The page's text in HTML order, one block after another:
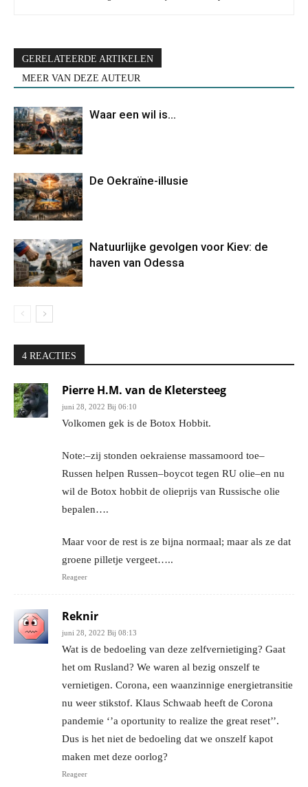
GERELATEERDE ARTIKELEN
MEER VAN DEZE AUTEUR
Waar een wil is…
De Oekraïne-illusie
Natuurlijke gevolgen voor Kiev: de
haven van Odessa
4 REACTIES
Pierre H.M. van de Kletersteeg
juni 28, 2022 Bij 06:10
Volkomen gek is de Botox Hobbit.
Note:–zij stonden oekraiense massamoord toe–
Russen helpen Russen–boycot tegen RU olie–en nu
wil de Botox hobbit de olieprijs van Russische olie
bepalen….
Maar voor de rest is ze bijna normaal; maar als ze dat
groene pilletje vergeet…..
Reageer
Reknir
juni 28, 2022 Bij 08:13
Wat is de bedoeling van deze zelfvernietiging? Gaat
het om Rusland? We waren al bezig onszelf te
vernietigen. Corona, een waanzinnige energietransitie
nu weer stikstof. Klaus Schwaab heeft de Corona
pandemie ‘’a oportunity to realize the great reset’’.
Dus is het niet de bedoeling dat we onszelf kapot
maken met deze oorlog?
Reageer